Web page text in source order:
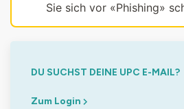
Sie sich vor «Phishing»
DU SUCHST DEINE UPC E-MAIL?
Zum Login